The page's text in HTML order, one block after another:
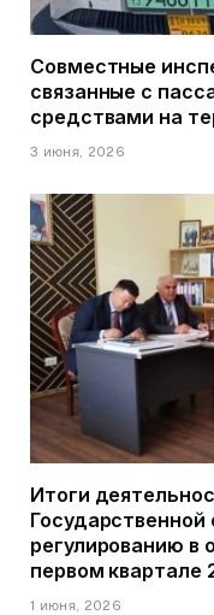
Совместные
связанные с
средствами на
3 июня, 2026
Итоги
регулированию в
первом квартале
1 июня, 2026